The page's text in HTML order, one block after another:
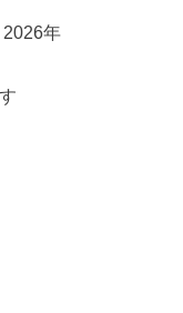
2026年